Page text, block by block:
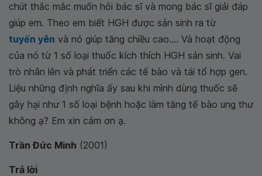
chút thắc mắc muốn hỏi bác sĩ và mong bác sĩ giải đáp
giúp em. Theo em biết HGH được sản sinh ra từ
tuyến yên và nó giúp tăng chiều cao.... Và hoạt động
của nó từ 1 số loại thuốc kích thích HGH sản sinh. Vai
trò nhân lên và phát triển các tế bào và tái tổ hợp gen.
Liệu những định nghĩa ấy sau khi mình dùng thuốc sẽ
gây hại như 1 số loại bệnh hoặc làm tăng tế bào ung thư
không ạ? Em xin cảm ơn ạ.
Trần Đức Minh (2001)
Trả lời